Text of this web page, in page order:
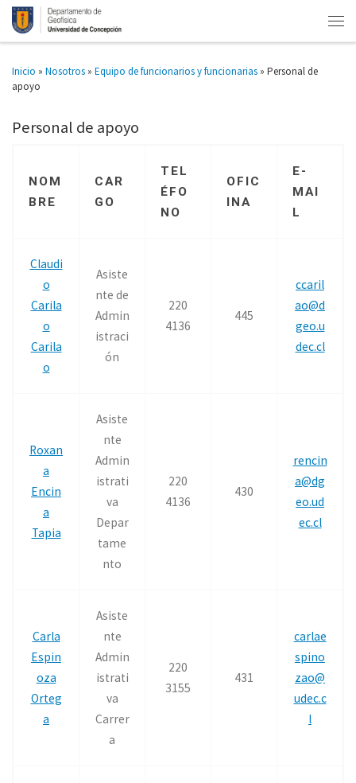
Inicio » Nosotros » Equipo de funcionarios y funcionarias » Personal de
apoyo
Personal de apoyo
NOM
BRE
CAR
GO
TEL
ÉFO
NO
OFIC
INA
E-
MAI
L
Claudi
o
Carila
o
Carila
o
Asiste
nte de
Admin
istraci
ón
220
4136
445
ccaril
ao@d
geo.u
dec.cl
Roxan
a
Encin
a
Tapia
Asiste
nte
Admin
istrati
va
Depar
tame
nto
220
4136
430
rencin
a@dg
eo.ud
ec.cl
Carla
Espin
oza
Orteg
a
Asiste
nte
Admin
istrati
va
Carrer
a
220
3155
431
carlae
spino
zao@
udec.c
l